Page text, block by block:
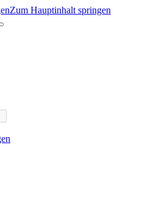
Zum Hauptinhalt springen